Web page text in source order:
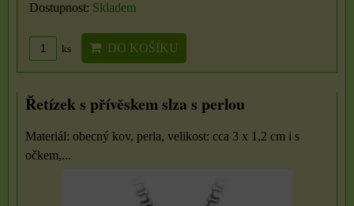
Dostupnost: Skladem
ks DO KOŠÍKU
Řetízek s přívěskem slza s perlou
Materiál: obecný kov, perla, velikost: cca 3 x 1,2 cm i s
očkem,...